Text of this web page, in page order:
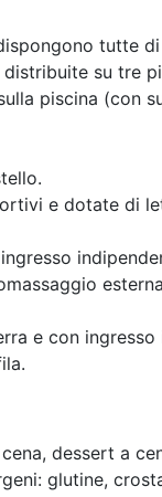
tutte
su tre
piscina (con
e dotate di
e con ingresso
dessert a
glutine,